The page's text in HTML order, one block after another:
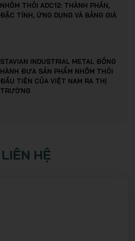
NHÔM THỎI ADC12: THÀNH PHẦN,
ĐẶC TÍNH, ỨNG DỤNG VÀ BẢNG GIÁ
STAVIAN INDUSTRIAL METAL ĐỒNG
HÀNH ĐƯA SẢN PHẨM NHÔM THỎI
ĐẦU TIÊN CỦA VIỆT NAM RA THỊ
TRƯỜNG
LIÊN HỆ